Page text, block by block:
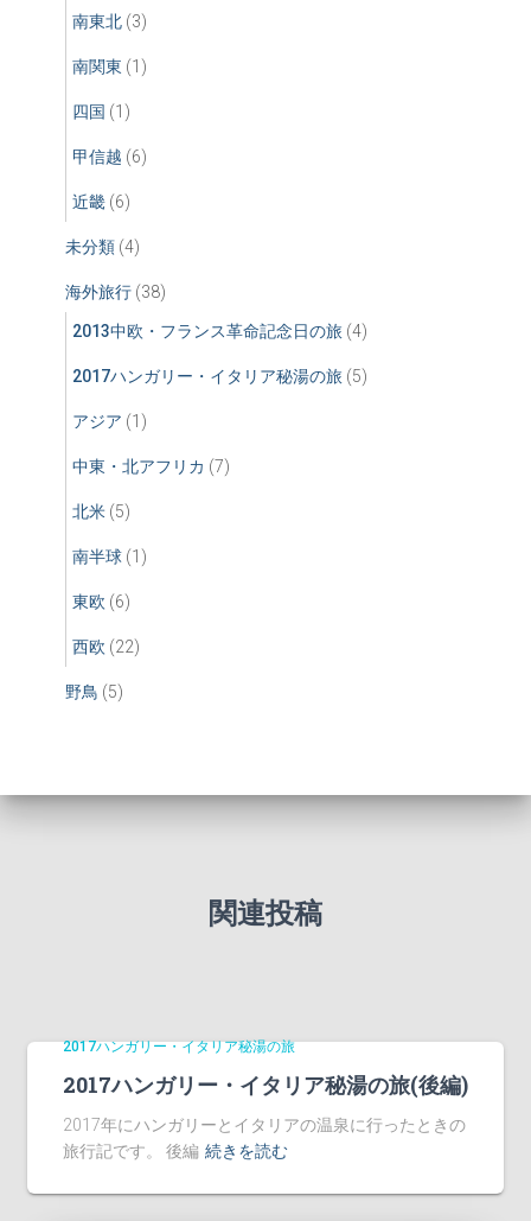
南東北 (3)
南関東 (1)
四国 (1)
甲信越 (6)
近畿 (6)
未分類 (4)
海外旅行 (38)
2013中欧・フランス革命記念日の旅 (4)
2017ハンガリー・イタリア秘湯の旅 (5)
アジア (1)
中東・北アフリカ (7)
北米 (5)
南半球 (1)
東欧 (6)
西欧 (22)
野鳥 (5)
関連投稿
2017ハンガリー・イタリア秘湯の旅
2017ハンガリー・イタリア秘湯の旅(後編)
2017年にハンガリーとイタリアの温泉に行ったときの
旅行記です。 後編 続きを読む